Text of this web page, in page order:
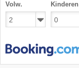
Volw. Kinderen